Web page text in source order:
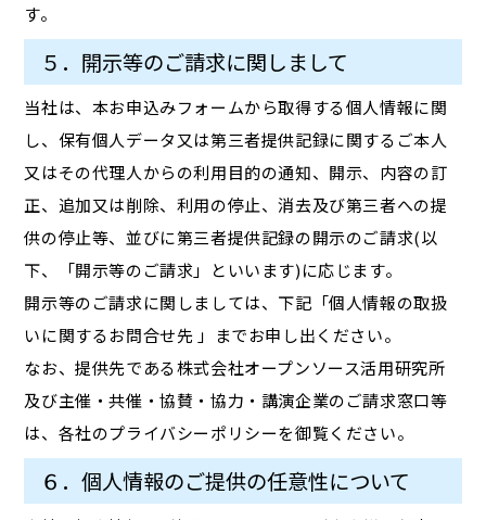
す。
５．開示等のご請求に関しまして
当社は、本お申込みフォームから取得する個人情報に関
し、保有個人データ又は第三者提供記録に関するご本人
又はその代理人からの利用目的の通知、開示、内容の訂
正、追加又は削除、利用の停止、消去及び第三者への提
供の停止等、並びに第三者提供記録の開示のご請求(以
下、「開示等のご請求」といいます)に応じます。
開示等のご請求に関しましては、下記「個人情報の取扱
いに関するお問合せ先 」までお申し出ください。
なお、提供先である株式会社オープンソース活用研究所
及び主催・共催・協賛・協力・講演企業のご請求窓口等
は、各社のプライバシーポリシーを御覧ください。
６．個人情報のご提供の任意性について